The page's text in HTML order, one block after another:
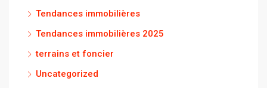
Tendances immobilières
Tendances immobilières 2025
terrains et foncier
Uncategorized